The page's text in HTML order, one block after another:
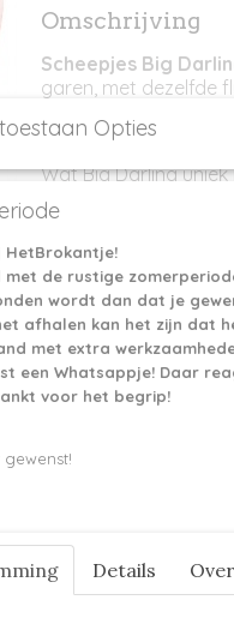
Omschrijving
Scheepjes Big
garen, met dezelfde
Wat Big Darling
heerlijk grote
donker naar licht.
Big Darling is bij
amigurumi's, plaids,
wanddecoraties.
Big Darling is
soepele structuur en
8 steken x 12
Opties
HetBrokantje!
met de rustige
wordt dan dat je
afhalen kan het zijn dat
met extra
een Whatsappje! Daar
voor het begrip!
Details Over